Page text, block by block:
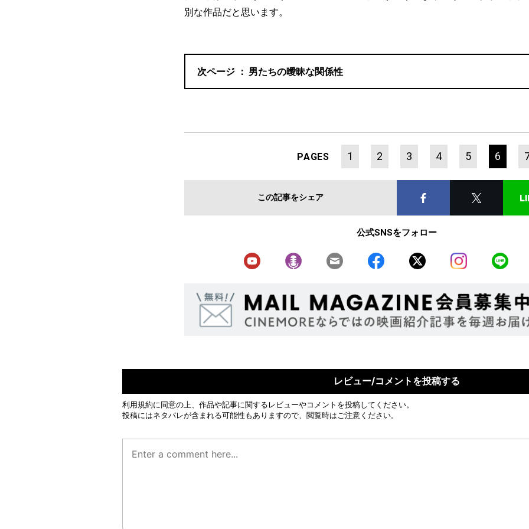
別な作品だと思います。
男たちの曖昧な関係性
PAGES 1 2 3 4 5 6
この記事をシェア
公式SNSをフォロー
レビュー/コメントを投稿する
利用規約に同意の上、作品や記事に関するレビューやコメントを投稿してください。
投稿にはネタバレが含まれる可能性もありますので、閲覧時はご注意ください。